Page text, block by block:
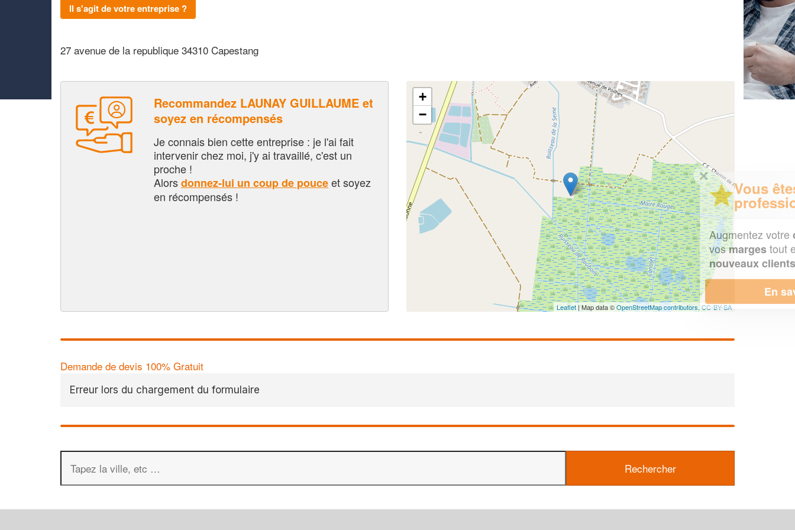
Il s'agit de votre entreprise ?
27 avenue de la republique 34310 Capestang
Recommandez LAUNAY GUILLAUME et
soyez en récompensés
Je connais bien cette entreprise : je l'ai fait
intervenir chez moi, j'y ai travaillé, c'est un
proche !
Alorsdonnez-lui un coup de pouceet soyez
en récompensés !
+
−
Leaflet| Map data ©OpenStreetMap contributors,CC-BY-SA
Demande de devis 100% Gratuit
Erreur lors du chargement du formulaire
✕
Vous êtes un
professionnel ?
Augmentez votrechiffre d'affaireset
vosmargestout en gagnant de
nouveaux clients!
En savoir plus